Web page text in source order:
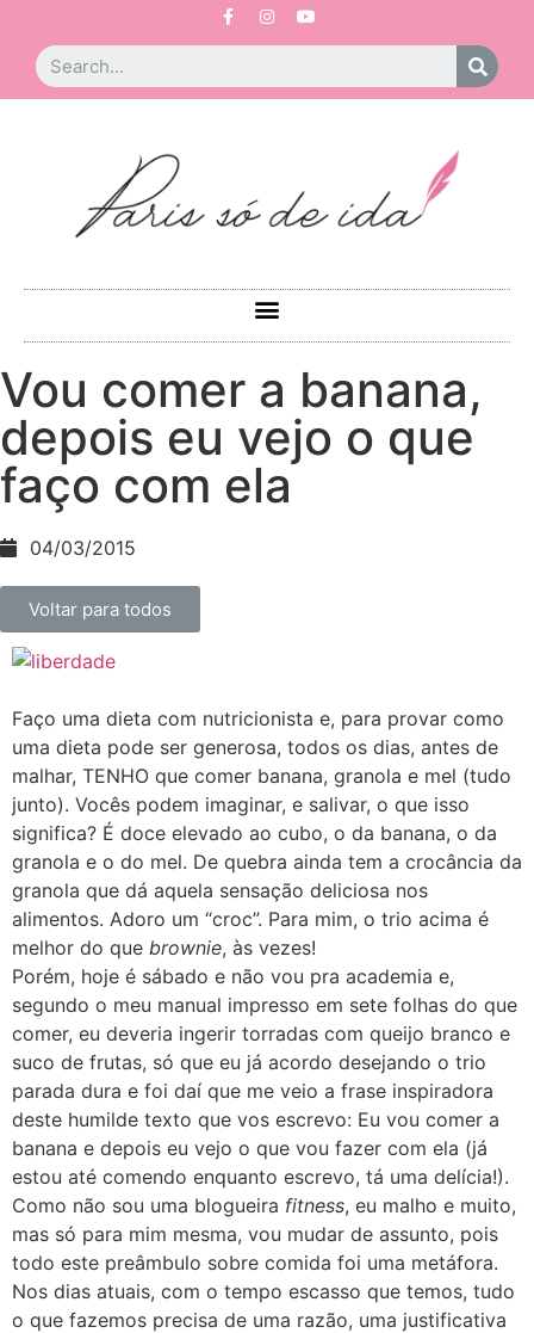
Vou comer a banana,
depois eu vejo o que
faço com ela
04/03/2015
Voltar para todos
Faço uma dieta com nutricionista e, para provar como
uma dieta pode ser generosa, todos os dias, antes de
malhar, TENHO que comer banana, granola e mel (tudo
junto). Vocês podem imaginar, e salivar, o que isso
significa? É doce elevado ao cubo, o da banana, o da
granola e o do mel. De quebra ainda tem a crocância da
granola que dá aquela sensação deliciosa nos
alimentos. Adoro um “croc”. Para mim, o trio acima é
melhor do que brownie, às vezes!
Porém, hoje é sábado e não vou pra academia e,
segundo o meu manual impresso em sete folhas do que
comer, eu deveria ingerir torradas com queijo branco e
suco de frutas, só que eu já acordo desejando o trio
parada dura e foi daí que me veio a frase inspiradora
deste humilde texto que vos escrevo: Eu vou comer a
banana e depois eu vejo o que vou fazer com ela (já
estou até comendo enquanto escrevo, tá uma delícia!).
Como não sou uma blogueira fitness, eu malho e muito,
mas só para mim mesma, vou mudar de assunto, pois
todo este preâmbulo sobre comida foi uma metáfora.
Nos dias atuais, com o tempo escasso que temos, tudo
o que fazemos precisa de uma razão, uma justificativa